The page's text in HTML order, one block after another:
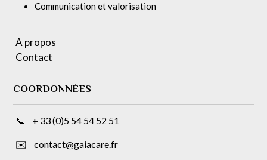
Communication et valorisation
A propos
Contact
COORDONNÉES
📞 + 33 (0)5 54 54 52 51
✉️ contact@gaiacare.fr